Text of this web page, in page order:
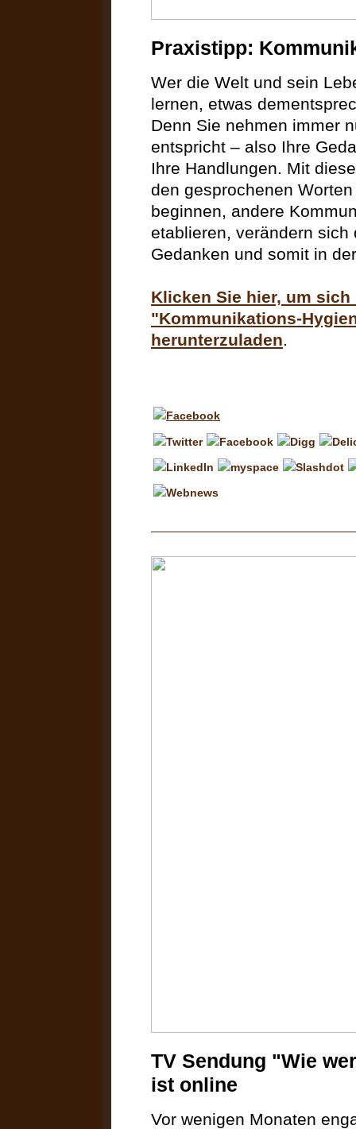
Praxistipp:
Wer die Welt und sein
lernen, etwas
Denn Sie nehmen immer
entspricht – also Ihre
Ihre Handlungen. Mit
den gesprochenen
beginnen, andere
etablieren, verändern
Gedanken und somit in
Klicken Sie hier, um
"Kommunikations-
herunterzuladen.
TV Sendung "Wie
ist online
Vor wenigen Monaten